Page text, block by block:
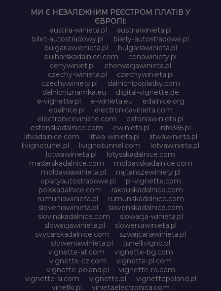
МИ Є НЕЗАЛЕЖНИМ РЕЄСТРОМ ПЛАТІВ У
ЄВРОПІ:
austria-winieta.pl
austriawinieta.pl
bilet-autostradowy.pl
bilety-autostradowe.pl
bulgariawienieta.pl
bulgariawinieta.pl
bulharskadalnice.com
cenawiniety.pl
cenywiniet.pl
chorwacjawinieta.pl
czechy-winieta.pl
czechywinieta.pl
czechywiniety.pl
dalnicnipoplatky.com
dalnicniznamka.eu
digital-vignette.de
e-vignette.pl
e-winieta.eu
edalnice.org
edalnice.pl
electronicavinieta.com
electroniceviniete.com
estoniawinieta.pl
estonskadalnice.com
ewinieta.pl
info365.pl
litvadalnice.com
litwa-winieta.pl
litwawinieta.pl
livignotunel.pl
livignotunnel.com
lotvawinieta.pl
lotwawinieta.pl
lotysskadalnice.com
madarskadalnice.com
moldavskadalnice.com
moldawiawinieta.pl
najtanszewiniety.pl
oplatyautostradowe.pl
pl-vignette.com
polskadalnice.com
rakouskadalnice.com
rumuniawinieta.pl
rumunskadalnice.com
sloveniawinieta.pl
slovenskadalnice.com
slovinskadalnice.com
slowacja-winieta.pl
slowacjawinieta.pl
sloweniawinieta.pl
svycarskadalnice.com
szwajcariawinieta.pl
słoweniawinieta.pl
tunellivigno.pl
vignette-at.com
vignette-bg.com
vignette-cz.com
vignette-pl.com
vignette-poland.pl
vignette-ro.com
vignette-si.com
vignette.pl
vignettepoland.pl
vinetki.pl
vinietaelectronica.com